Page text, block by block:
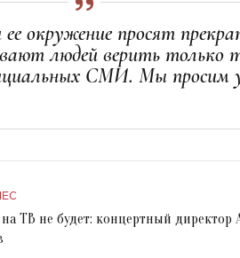
окружение просят
людей верить
СМИ. Мы просим
ТВ не будет: концертный директор